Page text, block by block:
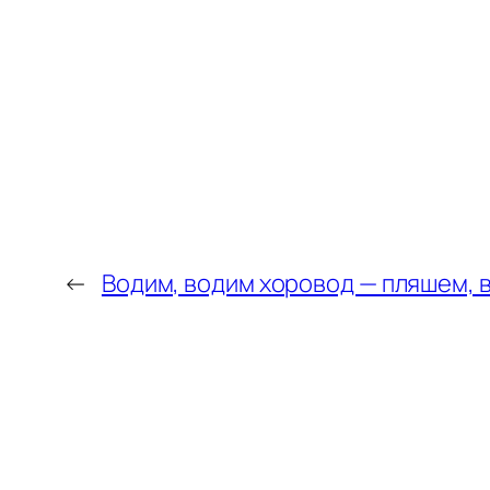
← Водим, водим хоровод — пляшем,